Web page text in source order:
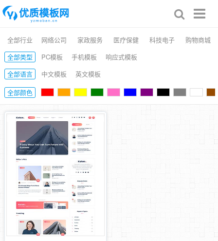
全部行业 网络公司 家政服务 医疗保健 科技电子
购物商城
全部类型
PC模板 手机模板
响应式模板
全部语言
中文模板
英文模板
全部颜色